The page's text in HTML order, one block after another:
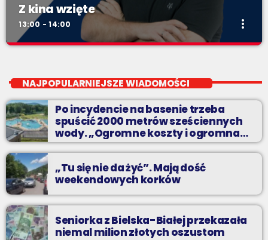
Z kina wzięte
13:00 - 14:00 more_vert
Z Kina Wzięte to audycja w której film występuje roli głównej.
NAJPOPULARNIEJSZE WIADOMOŚCI
Po incydencie na basenie trzeba
spuścić 2000 metrów sześciennych
wody. „Ogromne koszty i ogromna
praca”
„Tu się nie da żyć”. Mają dość
weekendowych korków
Seniorka z Bielska-Białej przekazała
niemal milion złotych oszustom